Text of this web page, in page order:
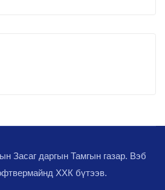
Засаг даргын Тамгын газар. Вэб
ХХК бүтээв.